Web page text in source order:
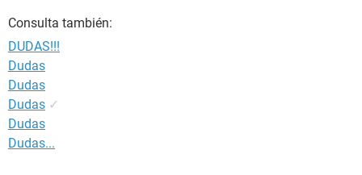
Consulta también:
DUDAS!!!
Dudas
Dudas
Dudas ✓
Dudas
Dudas...